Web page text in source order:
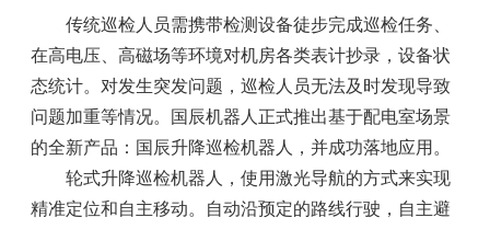
传统巡检人员需携带检测设备徒步完成巡检任务、
在高电压、高磁场等环境对机房各类表计抄录，设备状
态统计。对发生突发问题，巡检人员无法及时发现导致
问题加重等情况。国辰机器人正式推出基于配电室场景
的全新产品：国辰升降巡检机器人，并成功落地应用。
轮式升降巡检机器人，使用激光导航的方式来实现
精准定位和自主移动。自动沿预定的路线行驶，自主避